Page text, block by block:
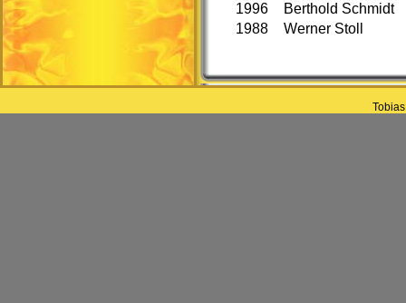
1996
Berthold Schmidt
1988
Werner Stoll